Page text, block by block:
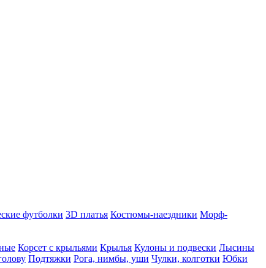
футболки 3D платья Костюмы-наездники Морф-
Корсет с крыльями Крылья Кулоны и подвески Лысины
Подтяжки Рога, нимбы, уши Чулки, колготки Юбки